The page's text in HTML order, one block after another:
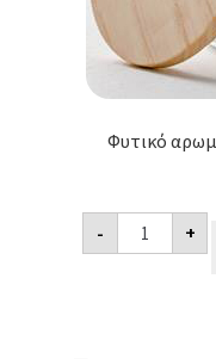
Φυτικό
-
Φυτικό
αρωματικό
κερί
+